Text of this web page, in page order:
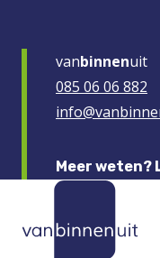
vanbinnenuit
085 06 06 882
Meer weten?